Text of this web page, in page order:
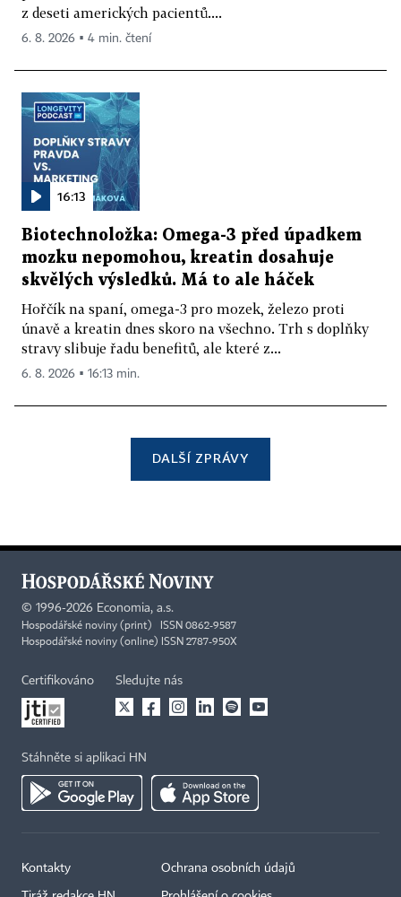
z deseti amerických pacientů....
6. 8. 2026 ▪ 4 min. čtení
16:13
Biotechnoložka: Omega-3 před úpadkem
mozku nepomohou, kreatin dosahuje
skvělých výsledků. Má to ale háček
Hořčík na spaní, omega-3 pro mozek, železo proti
únavě a kreatin dnes skoro na všechno. Trh s doplňky
stravy slibuje řadu benefitů, ale které z...
6. 8. 2026 ▪ 16:13 min.
DALŠÍ ZPRÁVY
© 1996-2026 Economia, a.s.
Hospodářské noviny (print) ISSN 0862-9587
Hospodářské noviny (online) ISSN 2787-950X
Certifikováno Sledujte nás
Stáhněte si aplikaci HN
Kontakty Ochrana osobních údajů